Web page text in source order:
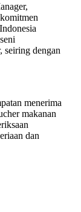
seiring dengan
menerima
makanan
dan